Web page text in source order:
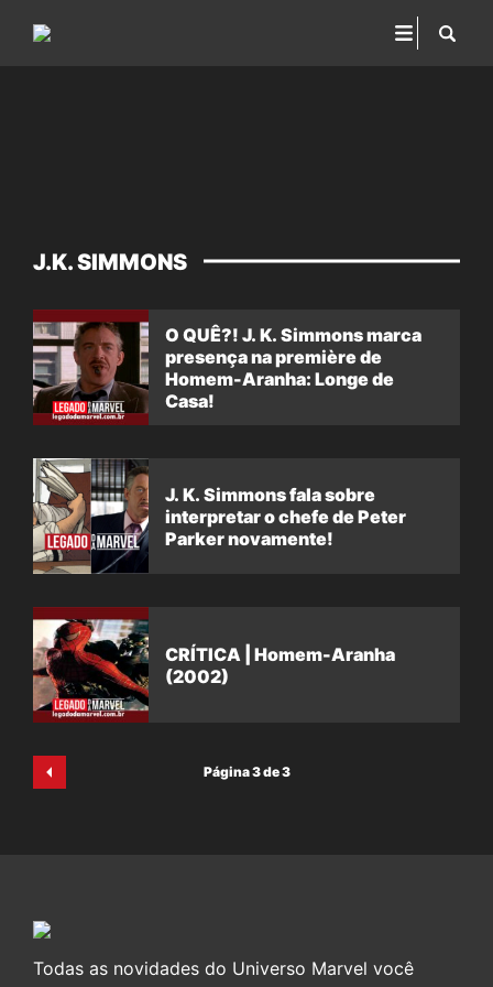
J.K. SIMMONS
O QUÊ?! J. K. Simmons marca
presença na première de
Homem-Aranha: Longe de
Casa!
J. K. Simmons fala sobre
interpretar o chefe de Peter
Parker novamente!
CRÍTICA | Homem-Aranha
(2002)
Página 3 de 3
Todas as novidades do Universo Marvel você